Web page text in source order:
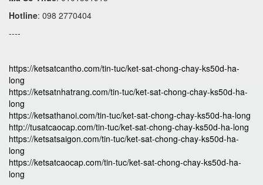
Hotline: 098 2770404
----
https://ketsatcantho.com/tin-tuc/ket-sat-chong-chay-ks50d-ha-
long
https://ketsatnhatrang.com/tin-tuc/ket-sat-chong-chay-ks50d-ha-
long
https://ketsathanoi.com/tin-tuc/ket-sat-chong-chay-ks50d-ha-long
http://tusatcaocap.com/tin-tuc/ket-sat-chong-chay-ks50d-ha-long
https://ketsatsaigon.com/tin-tuc/ket-sat-chong-chay-ks50d-ha-
long
https://ketsatcaocap.com/tin-tuc/ket-sat-chong-chay-ks50d-ha-
long